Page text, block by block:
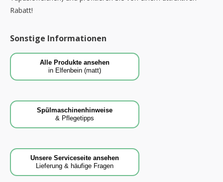
Rabatt!
Sonstige Informationen
Alle Produkte ansehen
in Elfenbein (matt)
Spülmaschinenhinweise
& Pflegetipps
Unsere Serviceseite ansehen
Lieferung & häufige Fragen